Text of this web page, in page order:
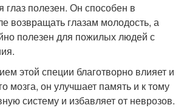
полезен. Он способен в
возвращать глазам молодость, а
полезен для пожилых людей с
этой специи благотворно влияет и
мозга, он улучшает память и к тому
систему и избавляет от неврозов.